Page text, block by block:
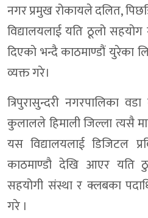
नगर प्रमुख रोकायले दलित,
विद्यालयलाई यति ठूलो सहयोग
दिएकाे भन्दै काठमाण्डौं युरेका
व्यक्त गरे।
त्रिपुरासुन्दरी नगरपालिका
कुलालले हिमाली जिल्ला त्यसै
यस विद्यालयलाई डिजिटल
काठमाण्डौ देखि आएर यति
सहयोगी संस्था र क्लबका
गरे ।